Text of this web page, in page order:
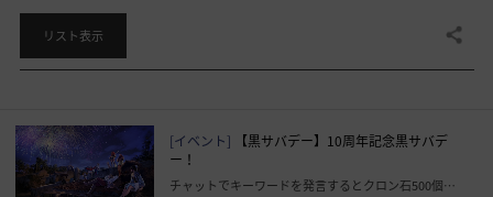
リスト表示 共有する
[イベント]
【黒サバデー】10周年記念黒サバデ
ー！
チャットでキーワードを発言するとクロン石500個が貰える！